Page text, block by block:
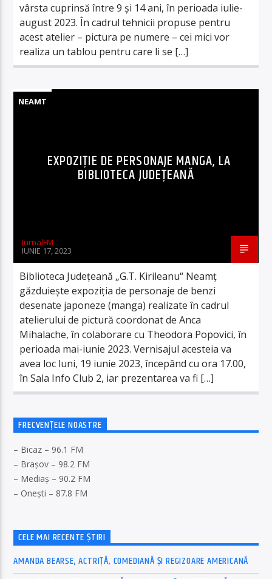
vârsta cuprinsă între 9 și 14 ani, în perioada iulie-
august 2023. În cadrul tehnicii propuse pentru
acest atelier – pictura pe numere – cei mici vor
realiza un tablou pentru care li se […]
NEAMT
EXPOZIȚIE DE PERSONAJE MANGA, LA
BIBLIOTECA JUDEȚEANĂ
JurnalFM
IUNIE 17, 2023
Biblioteca Județeană „G.T. Kirileanu“ Neamț
găzduiește expoziția de personaje de benzi
desenate japoneze (manga) realizate în cadrul
atelierului de pictură coordonat de Anca
Mihalache, în colaborare cu Theodora Popovici, în
perioada mai-iunie 2023. Vernisajul acesteia va
avea loc luni, 19 iunie 2023, începând cu ora 17.00,
în Sala Info Club 2, iar prezentarea va fi […]
FRECVENȚELE NOASTRE
– Bicaz – 96.1 FM
– Brașov – 98.2 FM
– Mediaș – 90.2 FM
– Onești – 87.8 FM
CELE MAI RECENTE ȘTIRI
AMANDA BEARSE, ACTRIȚĂ, COMEDIANĂ ȘI REGIZOARE AMERICANĂ